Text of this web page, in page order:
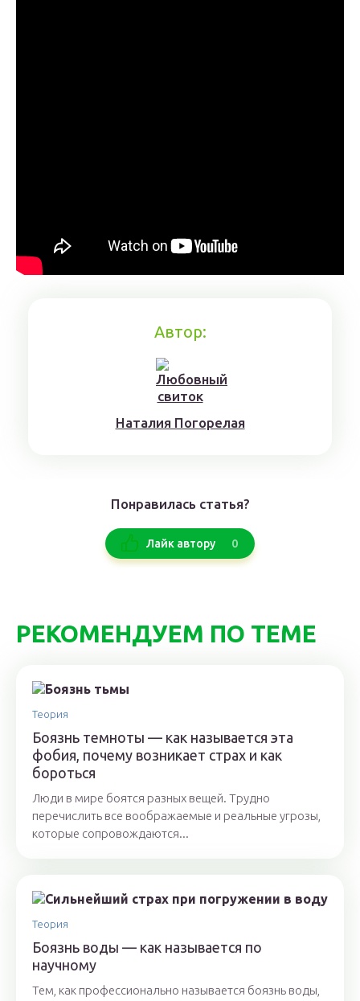
Автор:
Нaтaлия Погорелая
Понравилась статья?
Лайк автору 0
РЕКОМЕНДУЕМ ПО ТЕМЕ
Теория
Боязнь темноты — как называется эта
фобия, почему возникает страх и как
бороться
Люди в мире боятся разных вещей. Трудно
перечислить все воображаемые и реальные угрозы,
которые сопровождаются...
Теория
Боязнь воды — как называется по
научному
Тем, как профессионально называется боязнь воды,